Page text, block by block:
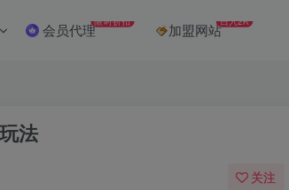
会员代理限时折扣 加盟网站日入2K
法
关注